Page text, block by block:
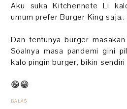
Aku suka Kitchennete Li
umum prefer Burger King saja..
Dan tentunya burger
Soalnya masa pandemi gini
kalo pingin burger, bikin sendiri
😁😁
BALAS